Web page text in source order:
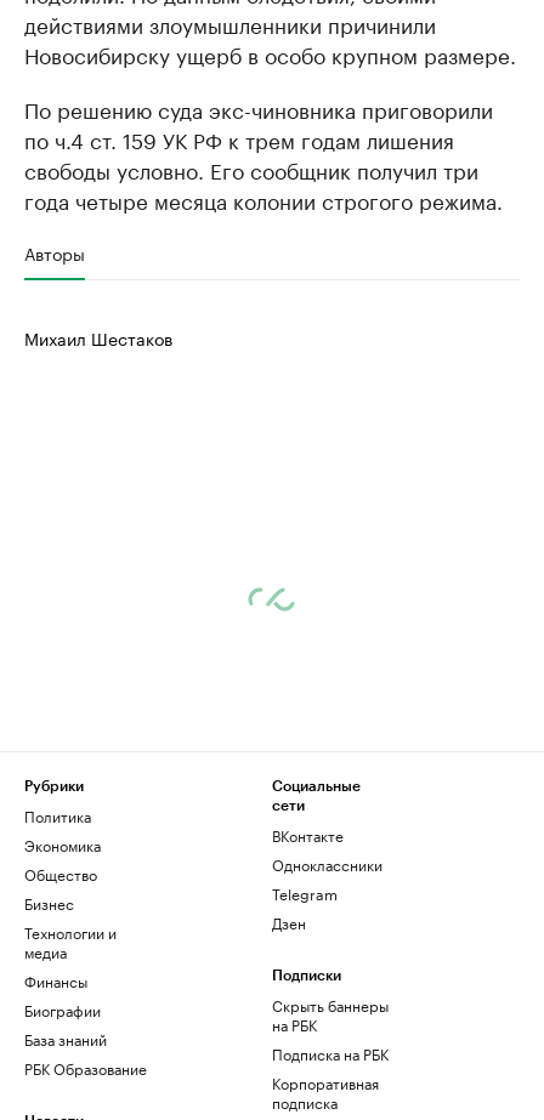
действиями злоумышленники причинили
Новосибирску ущерб в особо крупном размере.
По решению суда экс-чиновника приговорили
по ч.4 ст. 159 УК РФ к трем годам лишения
свободы условно. Его сообщник получил три
года четыре месяца колонии строгого режима.
Авторы
Михаил Шестаков
Рубрики
Политика
Экономика
Общество
Бизнес
Технологии и
медиа
Финансы
Биографии
База знаний
РБК Образование
Социальные
сети
ВКонтакте
Одноклассники
Telegram
Дзен
Подписки
Скрыть баннеры
на РБК
Подписка на РБК
Корпоративная
подписка